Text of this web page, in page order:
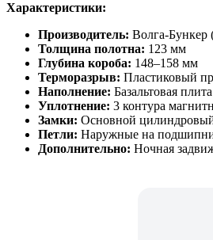
Характеристики:
Производитель: Волга-Бункер
Толщина полотна: 123 мм
Глубина короба: 148–158 мм
Терморазрыв: Пластиковый
Наполнение: Базальтовая
Уплотнение: 3 контура
Замки: Основной
Петли: Наружные на
Дополнительно: Ночная